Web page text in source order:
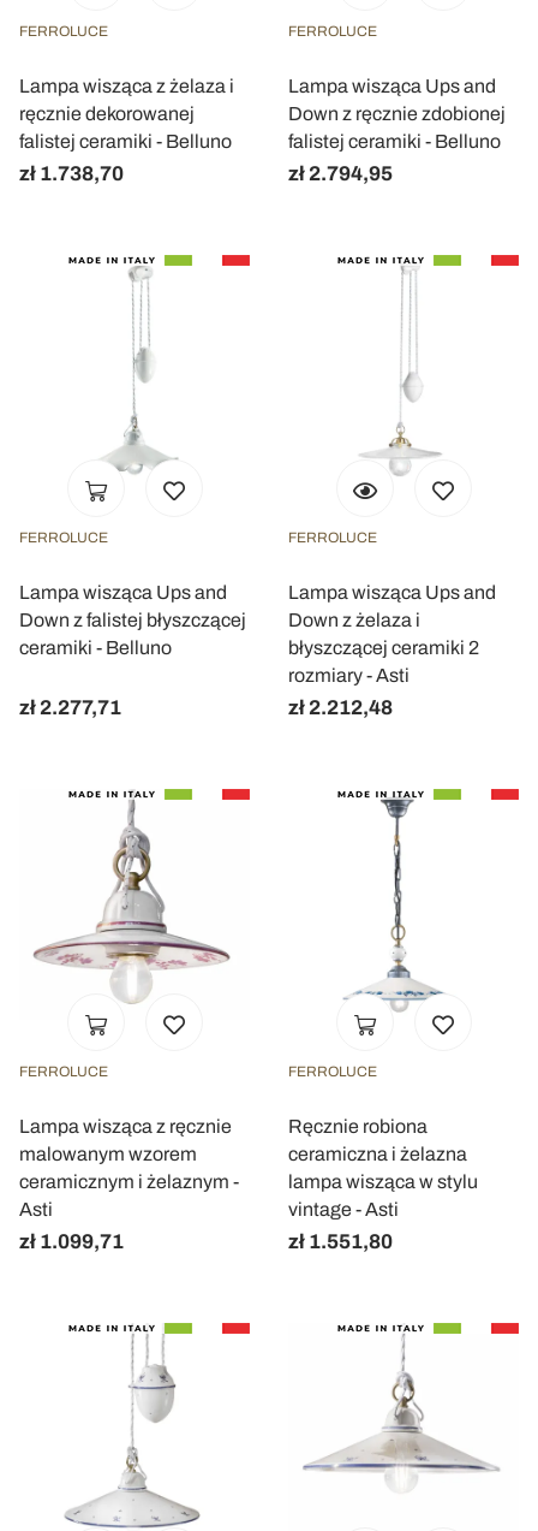
FERROLUCE
Lampa wisząca z żelaza i
ręcznie dekorowanej
falistej ceramiki - Belluno
zł 1.738,70
FERROLUCE
Lampa wisząca Ups and
Down z ręcznie zdobionej
falistej ceramiki - Belluno
zł 2.794,95
FERROLUCE
Lampa wisząca Ups and
Down z falistej błyszczącej
ceramiki - Belluno
zł 2.277,71
FERROLUCE
Lampa wisząca Ups and
Down z żelaza i
błyszczącej ceramiki 2
rozmiary - Asti
zł 2.212,48
FERROLUCE
Lampa wisząca z ręcznie
malowanym wzorem
ceramicznym i żelaznym -
Asti
zł 1.099,71
FERROLUCE
Ręcznie robiona
ceramiczna i żelazna
lampa wisząca w stylu
vintage - Asti
zł 1.551,80